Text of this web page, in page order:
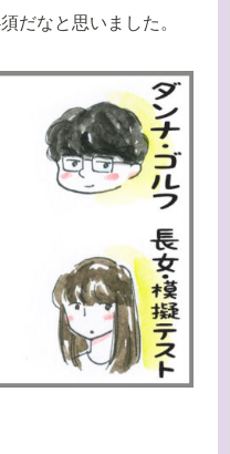
だなと思いました。